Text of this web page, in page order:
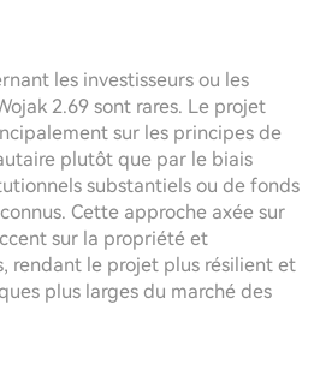
les investisseurs ou les
2.69 sont rares. Le projet
sur les principes de
plutôt que par le biais
substantiels ou de fonds
Cette approche axée sur
sur la propriété et
rendant le projet plus résilient et
plus larges du marché des